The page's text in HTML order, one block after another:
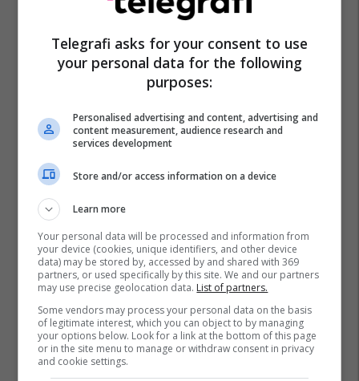
Telegrafi asks for your consent to use
your personal data for the following
purposes:
Personalised advertising and content, advertising and
content measurement, audience research and
services development
Store and/or access information on a device
Learn more
Your personal data will be processed and information from
your device (cookies, unique identifiers, and other device
data) may be stored by, accessed by and shared with 369
partners, or used specifically by this site. We and our partners
may use precise geolocation data. List of partners.
Some vendors may process your personal data on the basis
of legitimate interest, which you can object to by managing
your options below. Look for a link at the bottom of this page
or in the site menu to manage or withdraw consent in privacy
and cookie settings.